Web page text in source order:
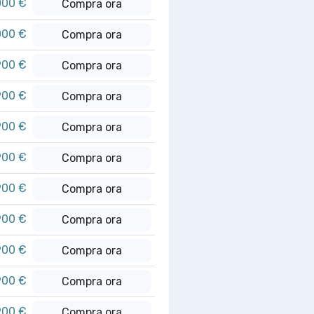
€ Compra ora
€ Compra ora
€ Compra ora
€ Compra ora
€ Compra ora
€ Compra ora
€ Compra ora
€ Compra ora
€ Compra ora
€ Compra ora